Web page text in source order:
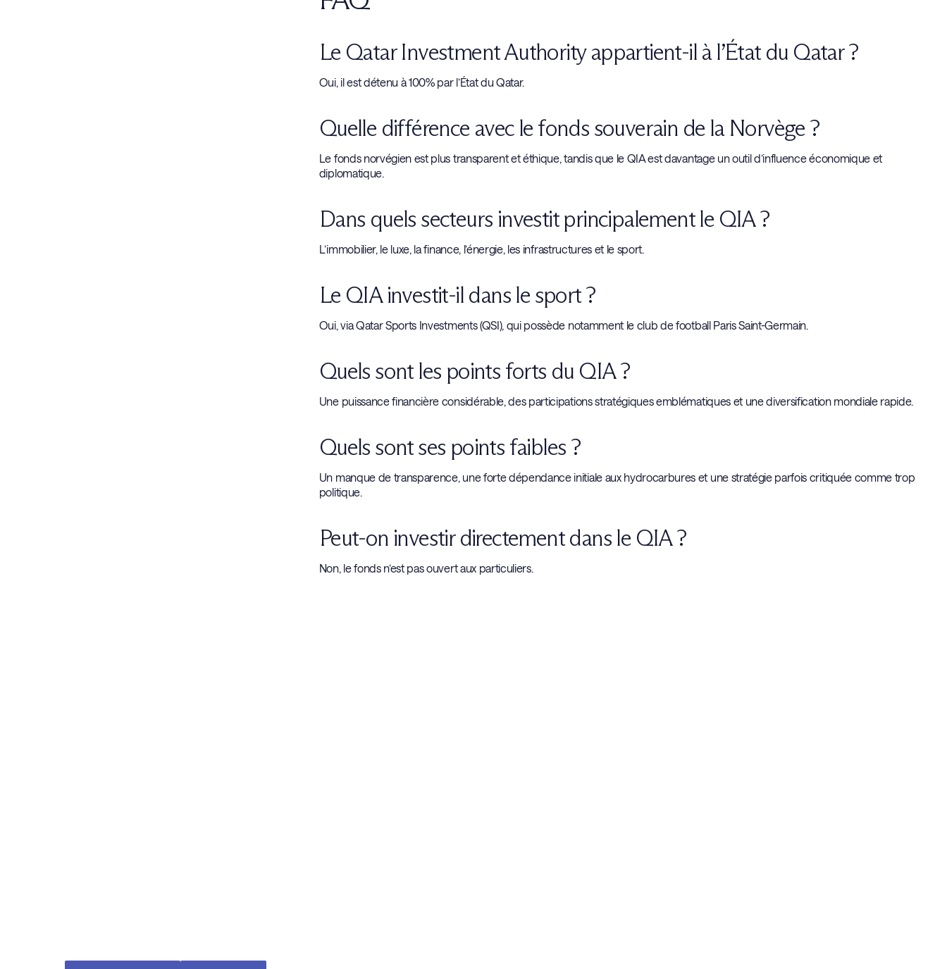
Le Qatar Investment Authority appartient-il à l’État du Qatar ?
Oui, il est détenu à 100% par l’État du Qatar.
Quelle différence avec le fonds souverain de la Norvège ?
Le fonds norvégien est plus transparent et éthique, tandis que le QIA est davantage un outil d’influence économique et
diplomatique.
Dans quels secteurs investit principalement le QIA ?
L’immobilier, le luxe, la finance, l’énergie, les infrastructures et le sport.
Le QIA investit-il dans le sport ?
Oui, via Qatar Sports Investments (QSI), qui possède notamment le club de football Paris Saint-Germain.
Quels sont les points forts du QIA ?
Une puissance financière considérable, des participations stratégiques emblématiques et une diversification mondiale rapide.
Quels sont ses points faibles ?
Un manque de transparence, une forte dépendance initiale aux hydrocarbures et une stratégie parfois critiquée comme trop
politique.
Peut-on investir directement dans le QIA ?
Non, le fonds n’est pas ouvert aux particuliers.